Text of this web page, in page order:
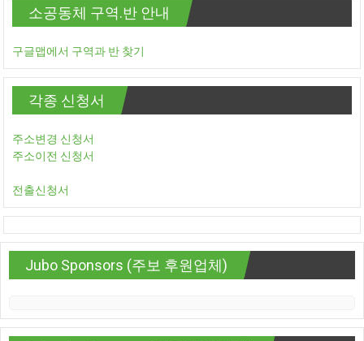
소공동체 구역.반 안내
구글맵에서 구역과 반 찾기
각종 신청서
주소변경 신청서
주소이전 신청서
전출신청서
Jubo Sponsors (주보 후원업체)